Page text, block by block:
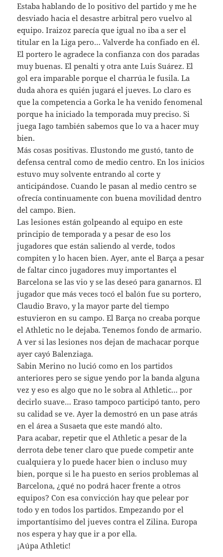
Estaba hablando de lo positivo del partido y me he
desviado hacia el desastre arbitral pero vuelvo al
equipo. Iraizoz parecía que igual no iba a ser el
titular en la Liga pero… Valverde ha confiado en él.
El portero le agradece la confianza con dos paradas
muy buenas. El penalti y otra ante Luis Suárez. El
gol era imparable porque el charrúa le fusila. La
duda ahora es quién jugará el jueves. Lo claro es
que la competencia a Gorka le ha venido fenomenal
porque ha iniciado la temporada muy preciso. Si
juega Iago también sabemos que lo va a hacer muy
bien.
Más cosas positivas. Elustondo me gustó, tanto de
defensa central como de medio centro. En los inicios
estuvo muy solvente entrando al corte y
anticipándose. Cuando le pasan al medio centro se
ofrecía continuamente con buena movilidad dentro
del campo. Bien.
Las lesiones están golpeando al equipo en este
principio de temporada y a pesar de eso los
jugadores que están saliendo al verde, todos
compiten y lo hacen bien. Ayer, ante el Barça a pesar
de faltar cinco jugadores muy importantes el
Barcelona se las vio y se las deseó para ganarnos. El
jugador que más veces tocó el balón fue su portero,
Claudio Bravo, y la mayor parte del tiempo
estuvieron en su campo. El Barça no creaba porque
el Athletic no le dejaba. Tenemos fondo de armario.
A ver si las lesiones nos dejan de machacar porque
ayer cayó Balenziaga.
Sabin Merino no lució como en los partidos
anteriores pero se sigue yendo por la banda alguna
vez y eso es algo que no le sobra al Athletic… por
decirlo suave… Eraso tampoco participó tanto, pero
su calidad se ve. Ayer la demostró en un pase atrás
en el área a Susaeta que este mandó alto.
Para acabar, repetir que el Athletic a pesar de la
derrota debe tener claro que puede competir ante
cualquiera y lo puede hacer bien o incluso muy
bien, porque si le ha puesto en serios problemas al
Barcelona, ¿qué no podrá hacer frente a otros
equipos? Con esa convicción hay que pelear por
todo y en todos los partidos. Empezando por el
importantísimo del jueves contra el Zilina. Europa
nos espera y hay que ir a por ella.
¡Aúpa Athletic!